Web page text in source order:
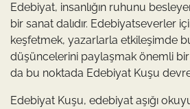
Edebiyat, insanlığın ruhunu
bir sanat dalıdır. Edebiyatseverler
keşfetmek, yazarlarla etkileşimde
düşüncelerini paylaşmak önemli
da bu noktada Edebiyat Kuşu
Edebiyat Kuşu, edebiyat aşığı